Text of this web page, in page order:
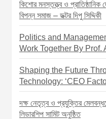
কিশোর মনস্তত্ত্ব ও
বিপন্ন সমাজ – ডক্টর দিপু সিদ্দিকী
Politics and
Work Together By Prof.
Shaping the Future
Technology: ‘CEO
দক্ষ নেতৃত্ব ও প্রযুক্তির
লিডারশিপ সামিট অনুষ্ঠিত